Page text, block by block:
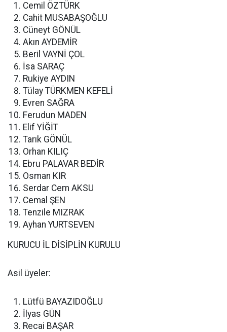
Cemil ÖZTÜRK
Cahit MUSABAŞOĞLU
Cüneyt GÖNÜL
Akın AYDEMİR
Beril VAYNİ ÇOL
İsa SARAÇ
Rukiye AYDIN
Tülay TÜRKMEN KEFELİ
Evren SAĞRA
Ferudun MADEN
Elif YİĞİT
Tarık GÖNÜL
Orhan KILIÇ
Ebru PALAVAR BEDİR
Osman KIR
Serdar Cem AKSU
Cemal ŞEN
Tenzile MIZRAK
Ayhan YURTSEVEN
KURUCU İL DİSİPLİN KURULU
Asil üyeler:
Lütfü BAYAZIDOĞLU
İlyas GÜN
Recai BAŞAR